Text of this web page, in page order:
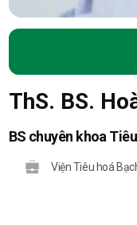
ThS. BS.
BS chuyên khoa
Viện Tiêu hoá